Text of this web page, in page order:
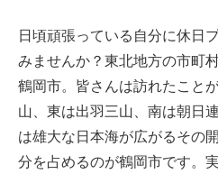
日頃頑張っている自分に休日
みませんか？東北地方の市町
鶴岡市。皆さんは訪れたこと
山、東は出羽三山、南は朝日
は雄大な日本海が広がるその
分を占めるのが鶴岡市です。